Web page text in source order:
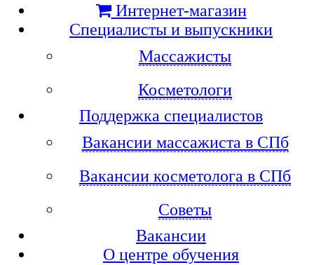
Интернет-магазин
Специалисты и выпускники
Массажисты
Косметологи
Поддержка специалистов
Вакансии массажиста в СПб
Вакансии косметолога в СПб
Советы
Вакансии
О центре обучения